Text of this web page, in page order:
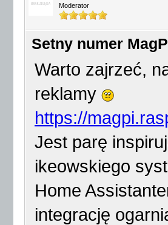
Moderator
Setny numer
Warto zajrzeć,
reklamy
https://
Jest parę
ikeowskiego
Home
integrację